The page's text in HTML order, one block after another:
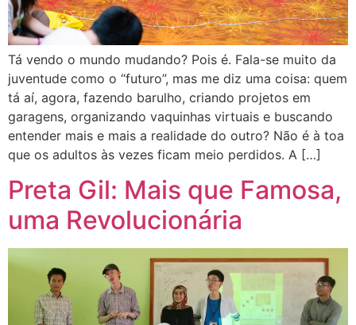
Tá vendo o mundo mudando? Pois é. Fala-se muito da
juventude como o “futuro”, mas me diz uma coisa: quem
tá aí, agora, fazendo barulho, criando projetos em
garagens, organizando vaquinhas virtuais e buscando
entender mais e mais a realidade do outro? Não é à toa
que os adultos às vezes ficam meio perdidos. A […]
Preta Gil: Mais que Famosa,
uma Revolucionária